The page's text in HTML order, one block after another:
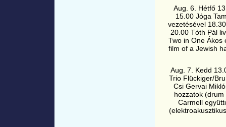
Aug. 6. Hétfő
15.00 Jóga
vezetésével
20.00 Tóth Pál
Two in One Ákos
film of a Jewish
Aug. 7. Kedd
Trio Flückiger/
Csi Gervai
hozzatok
Carmell